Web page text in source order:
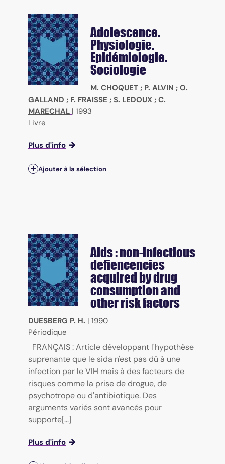
Adolescence.
Physiologie.
Epidémiologie.
Sociologie
M. CHOQUET ; P. ALVIN ; O.
GALLAND ; F. FRAISSE ; S. LEDOUX ; C.
MARECHAL | 1993
Livre
Plus d'info
Ajouter à la sélection
Aids : non-infectious
defiencencies
acquired by drug
consumption and
other risk factors
DUESBERG P. H. | 1990
Périodique
FRANÇAIS : Article développant l'hypothèse
suprenante que le sida n'est pas dû à une
infection par le VIH mais à des facteurs de
risques comme la prise de drogue, de
psychotrope ou d'antibiotique. Des
arguments variés sont avancés pour
supporte[...]
Plus d'info